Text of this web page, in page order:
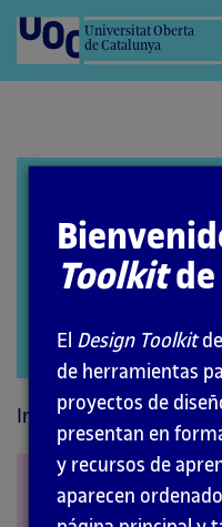
Universitat Oberta
de Catalunya
Inicio Recursos
Toolkitde
El Design Toolkit
de herramientas
proyectos de
presentan en
y recursos de
aparecen